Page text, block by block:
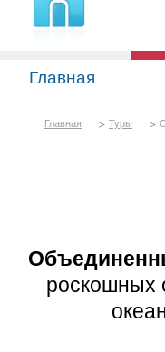
Главная
Главная Туры
роскошных